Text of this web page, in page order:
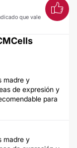
que vale
madre y
de expresión y
para
madre y